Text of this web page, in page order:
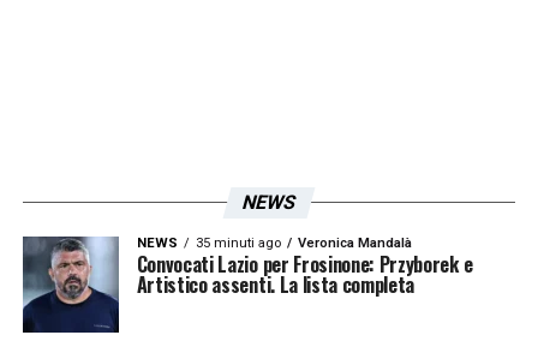
NEWS
NEWS 35 minuti ago Veronica Mandalà
Convocati Lazio per Frosinone: Przyborek e
Artistico assenti. La lista completa